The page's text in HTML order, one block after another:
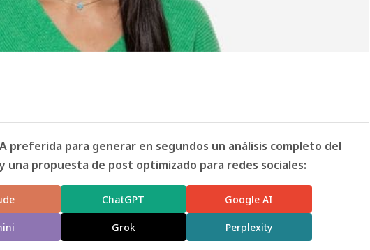
preferida para generar en segundos un análisis completo del
una propuesta de post optimizado para redes sociales:
ChatGPT Google AI
Grok Perplexity